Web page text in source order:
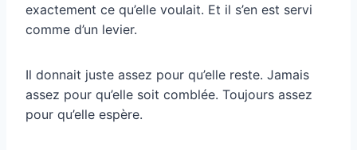
exactement ce qu’elle voulait. Et il s’en est servi
comme d’un levier.
Il donnait juste assez pour qu’elle reste. Jamais
assez pour qu’elle soit comblée. Toujours assez
pour qu’elle espère.